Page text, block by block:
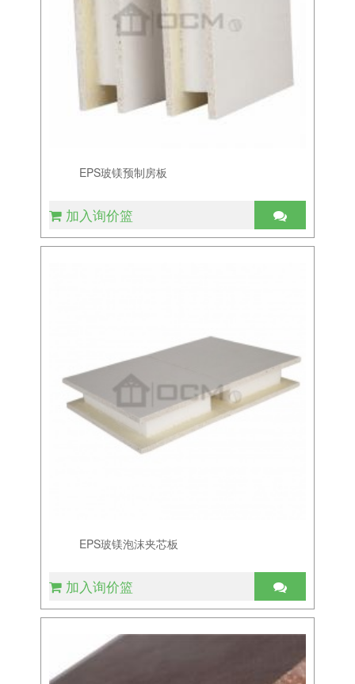
EPS玻镁预制房板
加入询价篮
EPS玻镁泡沫夹芯板
加入询价篮